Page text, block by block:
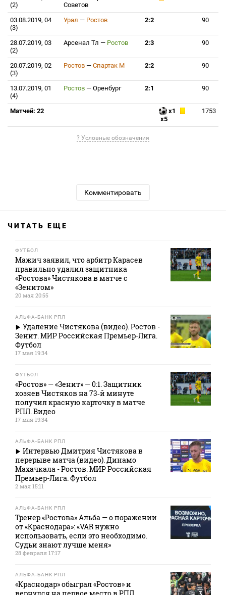
(2)
Советов
03.08.2019, 04
(3)
Урал — Ростов 2:2 90
28.07.2019, 03
(2)
Арсенал Тл — Ростов 2:3 90
20.07.2019, 02
(3)
Ростов — Спартак М 2:2 90
13.07.2019, 01
(4)
Ростов — Оренбург 2:1 90
Матчей: 22
x1
x5
1753
? Условные обозначения
Комментировать
ЧИТАТЬ ЕЩЕ
ФУТБОЛ
Мажич заявил, что арбитр Карасев
правильно удалил защитника
«Ростова» Чистякова в матче с
«Зенитом»
20 мая 20:55
АЛЬФА-БАНК РПЛ
Удаление Чистякова (видео). Ростов -
Зенит. МИР Российская Премьер-Лига.
Футбол
17 мая 19:34
ФУТБОЛ
«Ростов» — «Зенит» — 0:1. Защитник
хозяев Чистяков на 73‑й минуте
получил красную карточку в матче
РПЛ. Видео
17 мая 19:34
АЛЬФА-БАНК РПЛ
Интервью Дмитрия Чистякова в
перерыве матча (видео). Динамо
Махачкала - Ростов. МИР Российская
Премьер-Лига. Футбол
2 мая 15:11
АЛЬФА-БАНК РПЛ
Тренер «Ростова» Альба — о поражении
от «Краснодара»: «VAR нужно
использовать, если это необходимо.
Судьи знают лучше меня»
28 февраля 17:17
АЛЬФА-БАНК РПЛ
«Краснодар» обыграл «Ростов» и